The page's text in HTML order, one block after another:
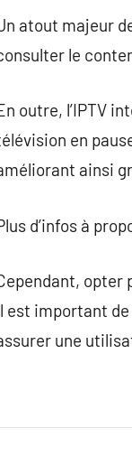
atout majeur
le
outre, l’IPTV
en
ainsi
d’infos à
opter
est important
une